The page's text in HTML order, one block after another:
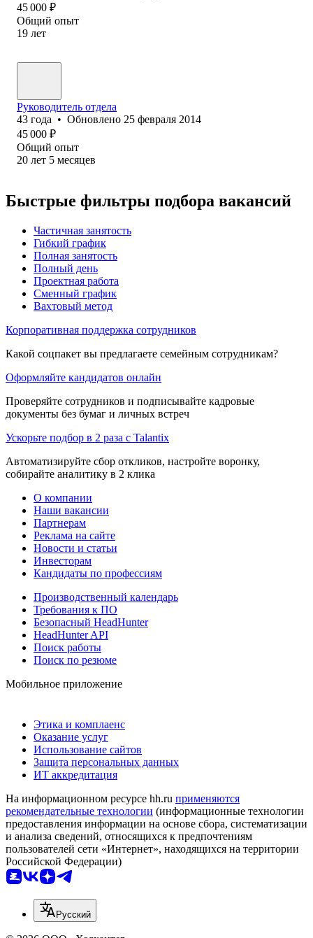
45 000 ₽
Общий опыт
19 лет
Руководитель отдела
43 года • Обновлено 25 февраля 2014
45 000 ₽
Общий опыт
20 лет 5 месяцев
Быстрые фильтры подбора вакансий
Частичная занятость
Гибкий график
Полная занятость
Полный день
Проектная работа
Сменный график
Вахтовый метод
Корпоративная поддержка сотрудников
Какой соцпакет вы предлагаете семейным сотрудникам?
Оформляйте кандидатов онлайн
Проверяйте сотрудников и подписывайте кадровые
документы без бумаг и личных встреч
Ускорьте подбор в 2 раза с Talantix
Автоматизируйте сбор откликов, настройте воронку,
собирайте аналитику в 2 клика
О компании
Наши вакансии
Партнерам
Реклама на сайте
Новости и статьи
Инвесторам
Кандидаты по профессиям
Производственный календарь
Требования к ПО
Безопасный HeadHunter
HeadHunter API
Поиск работы
Поиск по резюме
Мобильное приложение
Этика и комплаенс
Оказание услуг
Использование сайтов
Защита персональных данных
ИТ аккредитация
На информационном ресурсе hh.ru применяются
рекомендательные технологии (информационные технологии
предоставления информации на основе сбора, систематизации
и анализа сведений, относящихся к предпочтениям
пользователей сети «Интернет», находящихся на территории
Российской Федерации)
Русский